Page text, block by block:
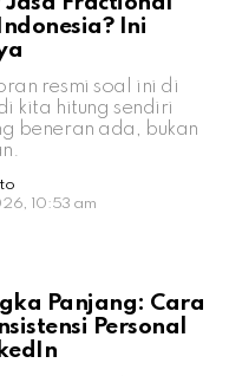
Ini
resmi soal ini di
kita hitung sendiri
beneran ada, bukan
10:53 am
Panjang: Cara
Personal